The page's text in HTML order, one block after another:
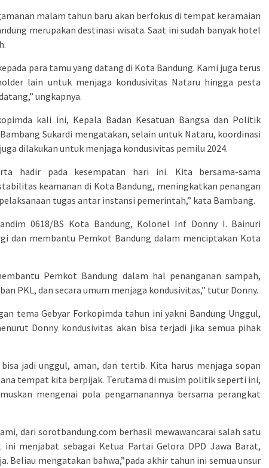
malam tahun baru akan berfokus di tempat keramaian
merupakan destinasi wisata. Saat ini sudah banyak hotel
para tamu yang datang di Kota Bandung. Kami juga terus
lain untuk menjaga kondusivitas Nataru hingga pesta
ungkapnya.
kali ini, Kepala Badan Kesatuan Bangsa dan Politik
Sukardi mengatakan, selain untuk Nataru, koordinasi
dilakukan untuk menjaga kondusivitas pemilu 2024.
hadir pada kesempatan hari ini. Kita bersama-sama
keamanan di Kota Bandung, meningkatkan penangan
tugas antar instansi pemerintah,” kata Bambang.
0618/BS Kota Bandung, Kolonel Inf Donny I. Bainuri
dan membantu Pemkot Bandung dalam menciptakan Kota
Pemkot Bandung dalam hal penanganan sampah,
PKL, dan secara umum menjaga kondusivitas,” tutur Donny.
tema Gebyar Forkopimda tahun ini yakni Bandung Unggul,
Donny kondusivitas akan bisa terjadi jika semua pihak
jadi unggul, aman, dan tertib. Kita harus menjaga sopan
tempat kita berpijak. Terutama di musim politik seperti ini,
mengenai pola pengamanannya bersama perangkat
dari sorotbandung.com berhasil mewawancarai salah satu
ini menjabat sebagai Ketua Partai Gelora DPD Jawa Barat,
Beliau mengatakan bahwa,”pada akhir tahun ini semua unsur